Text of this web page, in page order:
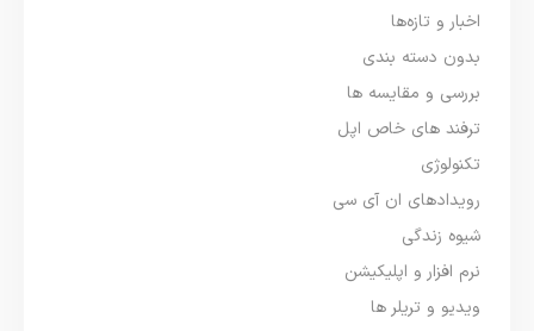
اخبار و تازه‌ها
بدون دسته بندی
بررسی و مقایسه ها
ترفند های خاص اپل
تکنولوژی
رویدادهای ان آی سی
شیوه زندگی
نرم افزار و اپلیکیشن
ویدیو و تریلر ها